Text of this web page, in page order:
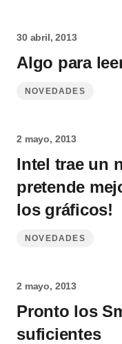
30 abril, 2013
Algo para
NOVEDADES
2 mayo, 2013
Intel trae un
pretende
los gráficos!
NOVEDADES
2 mayo, 2013
Pronto los
suficientes